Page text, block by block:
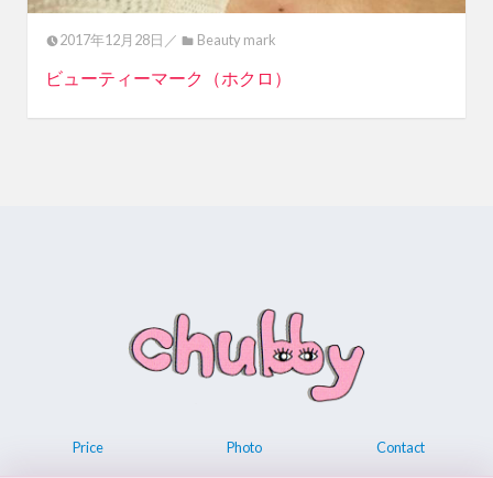
2017年12月28日／ Beauty mark
ビューティーマーク（ホクロ）
Price Photo Contact